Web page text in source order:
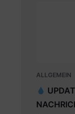
ALLGEMEIN